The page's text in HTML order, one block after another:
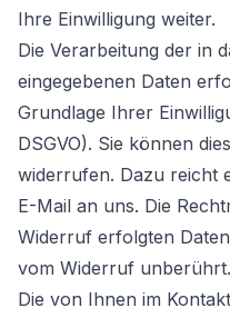
Ihre Einwilligung weiter.
Die Verarbeitung der in
eingegebenen Daten
Grundlage Ihrer
DSGVO). Sie können
widerrufen. Dazu reicht
E-Mail an uns. Die
Widerruf erfolgten
vom Widerruf unberührt.
Die von Ihnen im